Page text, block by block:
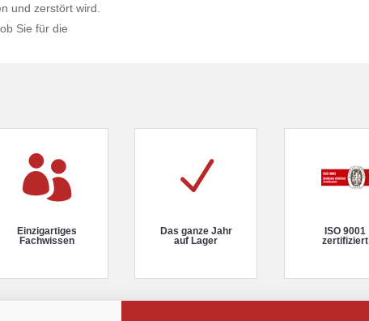
und zerstört wird.
Sie für die

Einzigartiges
Fachwissen
N
Das ganze Jahr
auf Lager
ISO 9001
zertifiziert